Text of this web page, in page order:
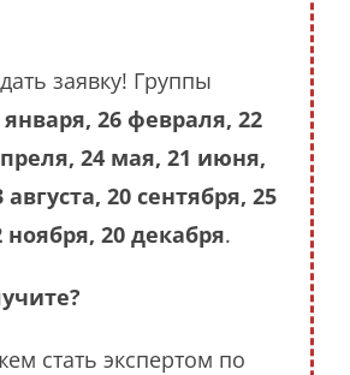
заявку! Группы
января, 26 февраля, 22
24 мая, 21 июня,
20 сентября, 25
ноября, 20 декабря.
стать экспертом по